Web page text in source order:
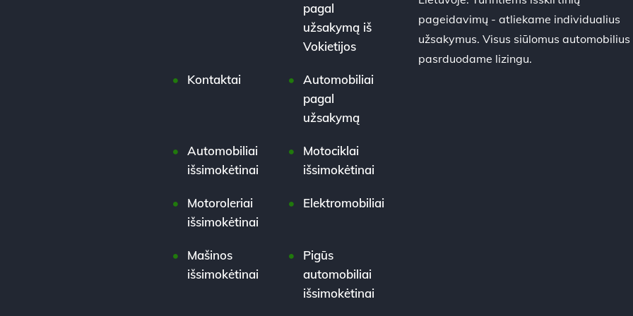
pagal
užsakymą iš
Vokietijos
Kontaktai
Automobiliai
pagal
užsakymą
Automobiliai
išsimokėtinai
Motociklai
išsimokėtinai
Motoroleriai
išsimokėtinai
Elektromobiliai
Mašinos
išsimokėtinai
Pigūs
automobiliai
išsimokėtinai
pageidavimų - atliekame individualius
užsakymus. Visus siūlomus automobilius
pasrduodame lizingu.